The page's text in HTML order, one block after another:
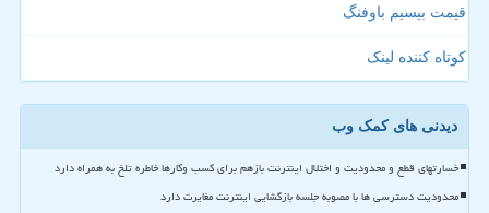
قیمت بیسیم باوفنگ
کوتاه کننده لینک
دیدنی های کمک وب
خسارتهای قطع و محدودیت و اختلال اینترنت بازهم برای کسب وکارها خاطره تلخ به همراه دارد
محدودیت دسترسی ها با مصوبه جلسه بازگشایی اینترنت مغایرت دارد